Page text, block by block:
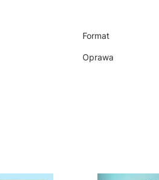
Format
Oprawa